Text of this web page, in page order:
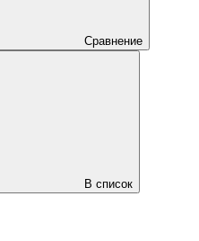
Сравнение
В список